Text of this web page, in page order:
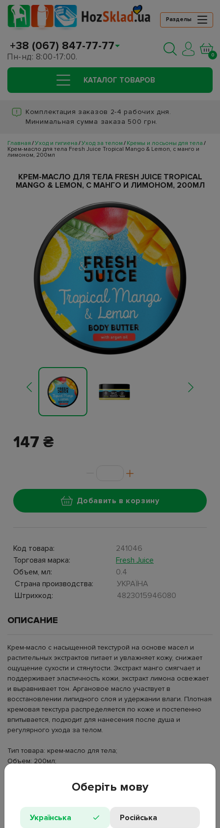
Разделы
+38 (067) 847-77-77
Пн-нд: 8:00-17:00. 0
КАТАЛОГ ТОВАРОВ
Комплектация заказов 2-4 рабочих дня.
Минимальная сумма заказа 500 грн.
Главная Уход и гигиена Уход за телом
Кремы и лосьоны для тела
Крем-масло для тела Fresh Juice Tropical Mango & Lemon, с манго и
лимоном, 200мл
КРЕМ-МАСЛО ДЛЯ ТЕЛА FRESH JUICE TROPICAL
MANGO & LEMON, С МАНГО И ЛИМОНОМ, 200МЛ
147 ₴
Добавить в корзину
Код товара:
241046
Торговая марка:
Fresh Juice
Объем, мл:
0.4
Страна производства:
УКРАЇНА
Штрихкод:
4823015946080
ОПИСАНИЕ
Крем-масло с насыщенной текстурой на основе масел и
растительных экстрактов питает и увлажняет кожу, снижает
ощущение сухости и стянутости. Экстракт манго смягчает и
поддерживает эластичность кожи, экстракт лимона освежает
и выравнивает тон. Аргановое масло участвует в
восстановлении липидного слоя и удержании влаги. Плотная
кремовая текстура распределяется по коже и постепенно
впитывается, подходит для нанесения после душа и
регулярного ухода за телом.
Тип товара: крем-масло для тела;
Объем: 200мл;
Тип кожи: для всех типов;
Активные компоненты: экстракт манго, экстракт лимона,
Особенности: vegan friendly;
Время применения: универсальное;
Оберіть мову
Українська Російська